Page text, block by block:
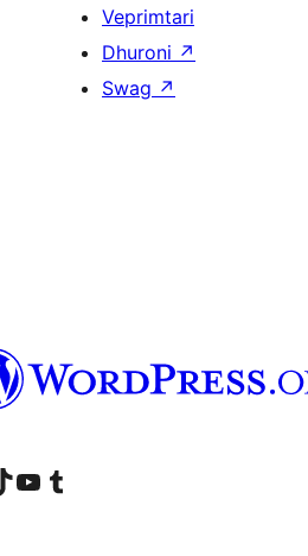
Veprimtari
Dhuroni ↗
Swag ↗
Instagram
tonë LinkedIn
llogarinë tonë TikTok
Vizitoni kanalin tonë YouTube
Vizitoni llogarinë tonë Tumblr